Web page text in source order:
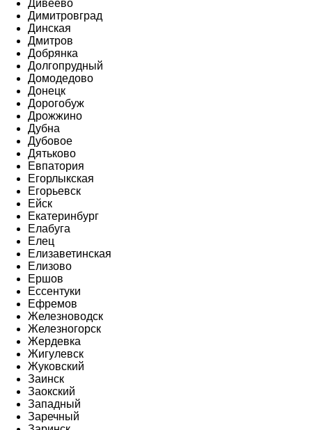
Дивеево
Димитровград
Динская
Дмитров
Добрянка
Долгопрудный
Домодедово
Донецк
Дорогобуж
Дрожжино
Дубна
Дубовое
Дятьково
Евпатория
Егорлыкская
Егорьевск
Ейск
Екатеринбург
Елабуга
Елец
Елизаветинская
Елизово
Ершов
Ессентуки
Ефремов
Железноводск
Железногорск
Жердевка
Жигулевск
Жуковский
Заинск
Заокский
Западный
Заречный